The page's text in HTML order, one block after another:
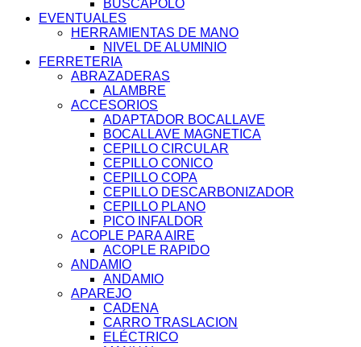
BUSCAPOLO
EVENTUALES
HERRAMIENTAS DE MANO
NIVEL DE ALUMINIO
FERRETERIA
ABRAZADERAS
ALAMBRE
ACCESORIOS
ADAPTADOR BOCALLAVE
BOCALLAVE MAGNETICA
CEPILLO CIRCULAR
CEPILLO CONICO
CEPILLO COPA
CEPILLO DESCARBONIZADOR
CEPILLO PLANO
PICO INFALDOR
ACOPLE PARA AIRE
ACOPLE RAPIDO
ANDAMIO
ANDAMIO
APAREJO
CADENA
CARRO TRASLACION
ELÉCTRICO